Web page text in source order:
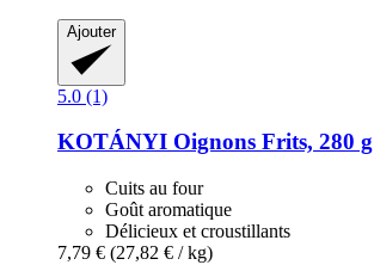
Ajouter
5.0 (1)
KOTÁNYI Oignons Frits, 280 g
Cuits au four
Goût aromatique
Délicieux et croustillants
7,79 € (27,82 € / kg)